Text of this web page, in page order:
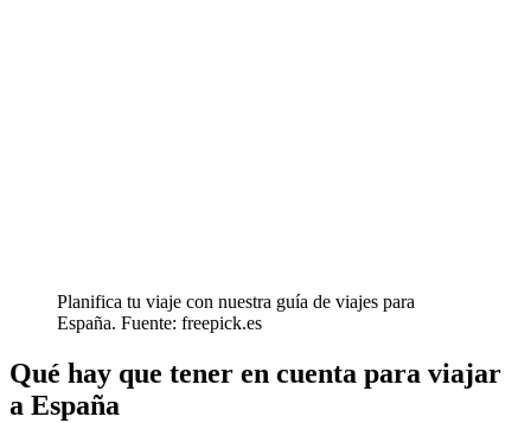
Planifica tu viaje con nuestra guía de viajes para
España. Fuente: freepick.es
Qué hay que tener en cuenta para viajar
a España